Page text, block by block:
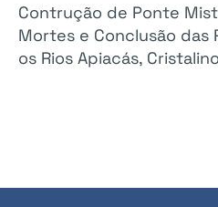
Contrução de Ponte
Mortes e Conclusão das
os Rios Apiacás,